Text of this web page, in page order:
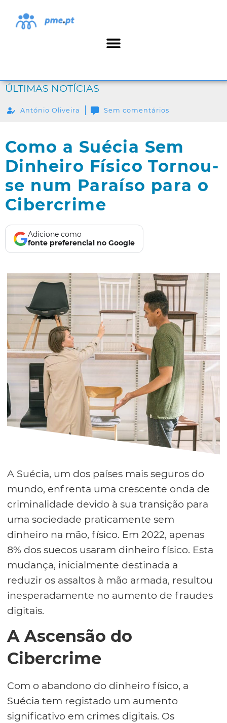
ÚLTIMAS NOTÍCIAS
António Oliveira Sem comentários
Como a Suécia Sem
Dinheiro Físico Tornou-
se num Paraíso para o
Cibercrime
Adicione como
fonte preferencial no Google
A Suécia, um dos países mais seguros do
mundo, enfrenta uma crescente onda de
criminalidade devido à sua transição para
uma sociedade praticamente sem
dinheiro na mão, físico. Em 2022, apenas
8% dos suecos usaram dinheiro físico. Esta
mudança, inicialmente destinada a
reduzir os assaltos à mão armada, resultou
inesperadamente no aumento de fraudes
digitais.
A Ascensão do
Cibercrime
Com o abandono do dinheiro físico, a
Suécia tem registado um aumento
significativo em crimes digitais. Os